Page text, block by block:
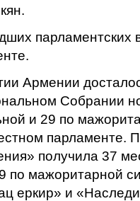
парламентских
Армении
Собрании
и 29 по
парламенте.
получила 37
по мажоритарной
еркир» и